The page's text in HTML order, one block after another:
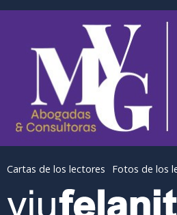
Cartas de los lectores Fotos de los